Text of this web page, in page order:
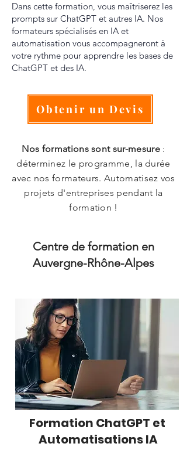
Dans cette formation, vous maîtriserez les
prompts sur ChatGPT et autres IA. Nos
formateurs spécialisés en IA et
automatisation vous accompagneront à
votre rythme pour apprendre les bases de
ChatGPT et des IA.
Obtenir un Devis
Nos formations sont sur-mesure:
déterminez le programme, la durée
avec nos formateurs. Automatisez vos
projets d'entreprises pendant la
formation !
Centre de formation en
Auvergne-Rhône-Alpes
Formation ChatGPT et
Automatisations IA